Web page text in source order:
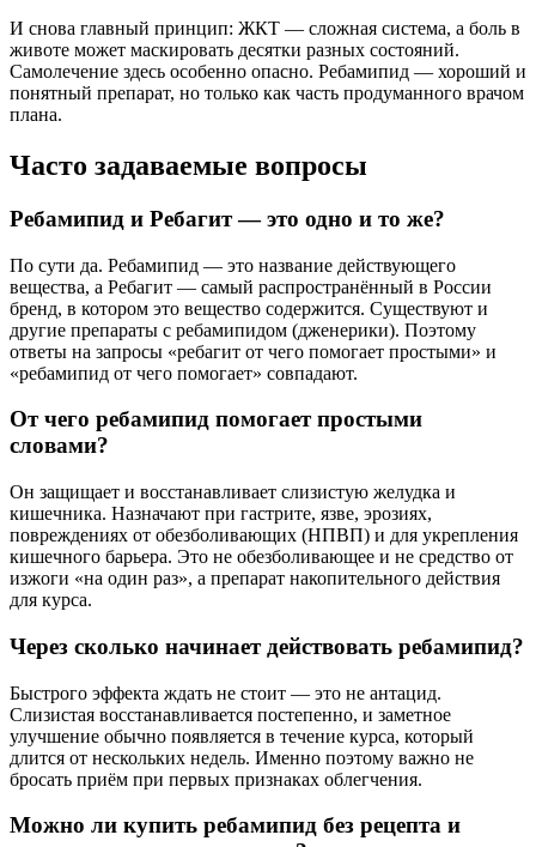
И снова главный принцип: ЖКТ — сложная система, а боль в
животе может маскировать десятки разных состояний.
Самолечение здесь особенно опасно. Ребамипид — хороший и
понятный препарат, но только как часть продуманного врачом
плана.
Часто задаваемые вопросы
Ребамипид и Ребагит — это одно и то же?
По сути да. Ребамипид — это название действующего
вещества, а Ребагит — самый распространённый в России
бренд, в котором это вещество содержится. Существуют и
другие препараты с ребамипидом (дженерики). Поэтому
ответы на запросы «ребагит от чего помогает простыми» и
«ребамипид от чего помогает» совпадают.
От чего ребамипид помогает простыми
словами?
Он защищает и восстанавливает слизистую желудка и
кишечника. Назначают при гастрите, язве, эрозиях,
повреждениях от обезболивающих (НПВП) и для укрепления
кишечного барьера. Это не обезболивающее и не средство от
изжоги «на один раз», а препарат накопительного действия
для курса.
Через сколько начинает действовать ребамипид?
Быстрого эффекта ждать не стоит — это не антацид.
Слизистая восстанавливается постепенно, и заметное
улучшение обычно появляется в течение курса, который
длится от нескольких недель. Именно поэтому важно не
бросать приём при первых признаках облегчения.
Можно ли купить ребамипид без рецепта и